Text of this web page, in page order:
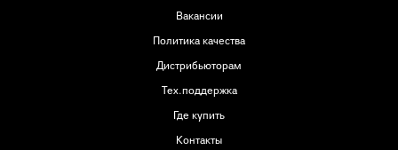
Вакансии
Политика качества
Дистрибьюторам
Тех.поддержка
Где купить
Контакты